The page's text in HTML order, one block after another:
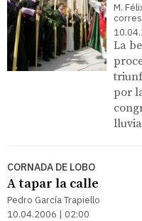
M.
La
por
lluvia
CORNADA DE LOBO
A tapar la calle
Pedro García Trapiello
10.04.2006 | 02:00